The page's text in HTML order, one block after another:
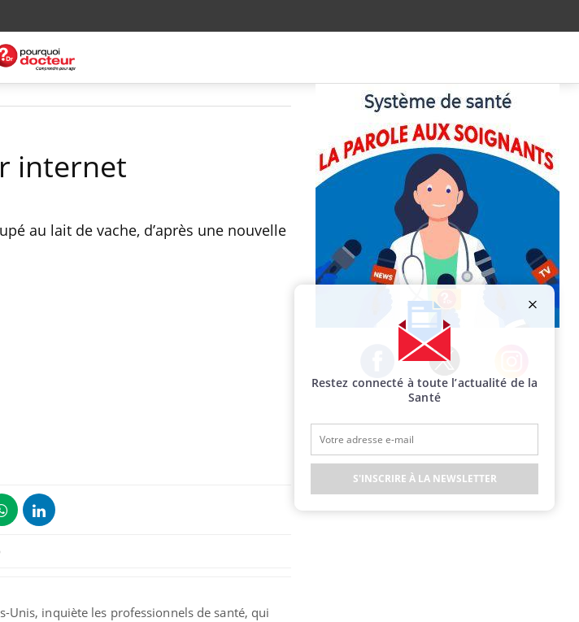
internet
au lait de vache, d’après une nouvelle
Unis, inquiète les professionnels de santé, qui
Facebook Twitter Instagram
Restez connecté à toute l’actualité de la
Santé
S'INSCRIRE À LA NEWSLETTER